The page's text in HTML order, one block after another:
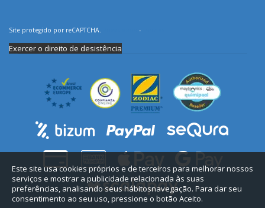
Este site usa cookies próprios e de terceiros para melhorar nossos
serviços e mostrar a publicidade relacionada às suas
preferências, analisando seus hábitosnavegação. Para dar seu
consentimento ao seu uso, pressione o botão Aceito.
Site protegido por reCAPTCHA. -
Exercer o direito de desistência